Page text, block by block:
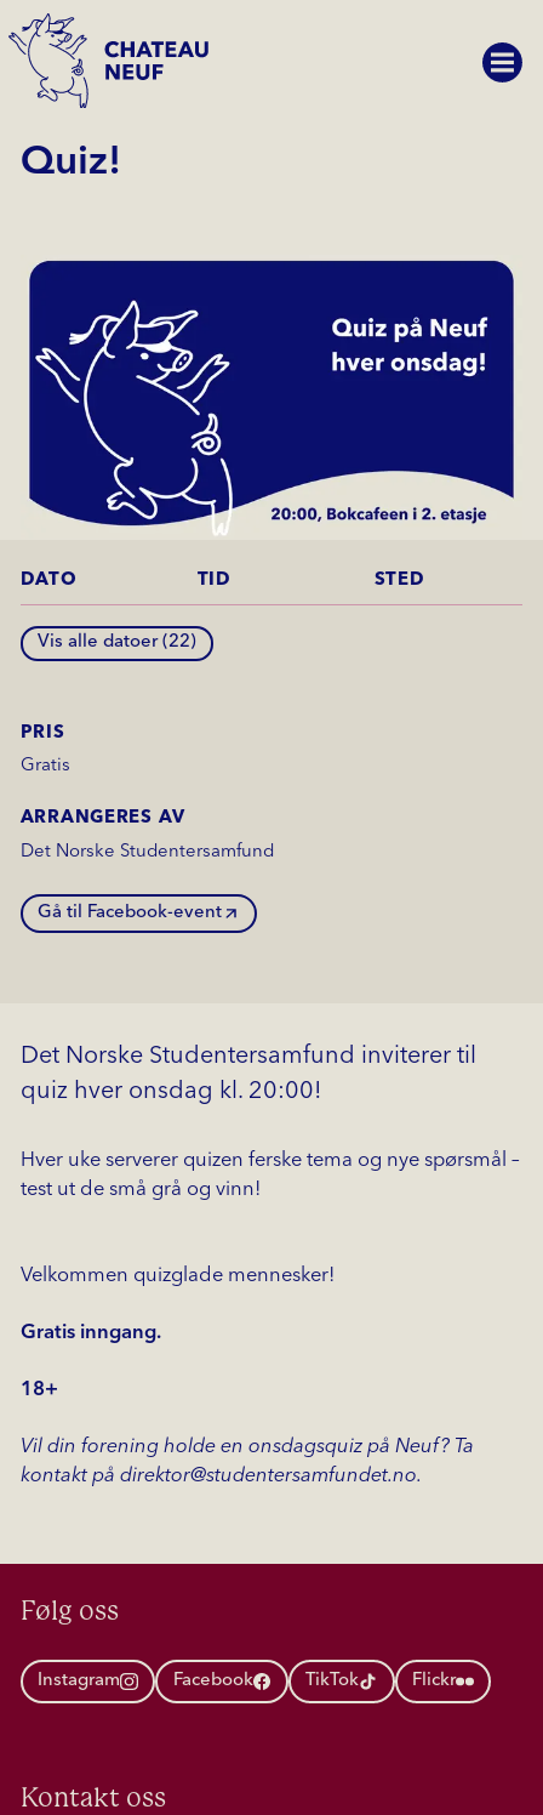
Quiz!
PRIS
Gratis
ARRANGERES AV
Det Norske Studentersamfund
Gå til Facebook-event
DATO TID STED
Vis alle datoer (22)
Det Norske Studentersamfund inviterer til
quiz hver onsdag kl. 20:00!
Hver uke serverer quizen ferske tema og nye spørsmål –
test ut de små grå og vinn!
Velkommen quizglade mennesker!
Gratis inngang.
18+
Vil din forening holde en onsdagsquiz på Neuf? Ta
kontakt på direktor@studentersamfundet.no.
Følg oss
Instagram Facebook TikTok Flickr
Kontakt oss